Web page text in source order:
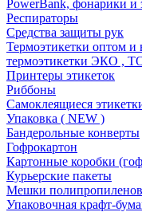
PowerBank, фонарики и
Респираторы
Средства защиты рук
Термоэтикетки оптом и
термоэтикетки ЭКО ,
Принтеры этикеток
Риббоны
Самоклеящиеся
Упаковка ( NEW )
Бандерольные конверты
Гофрокартон
Картонные коробки
Курьерские пакеты
Мешки
Упаковочная крафт-